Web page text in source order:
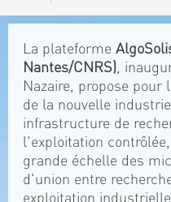
La plateforme
Nantes/CNRS),
Nazaire, propose pour
de la nouvelle
infrastructure de
l'exploitation
grande échelle des
d'union entre
exploitation